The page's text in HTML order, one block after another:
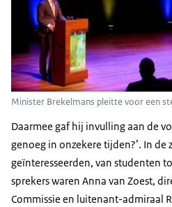
Minister Brekelmans pleitte voor een
Daarmee gaf hij invulling aan de
genoeg in onzekere tijden?’. In de
geïnteresseerden, van studenten
sprekers waren Anna van Zoest,
Commissie en luitenant-admiraal